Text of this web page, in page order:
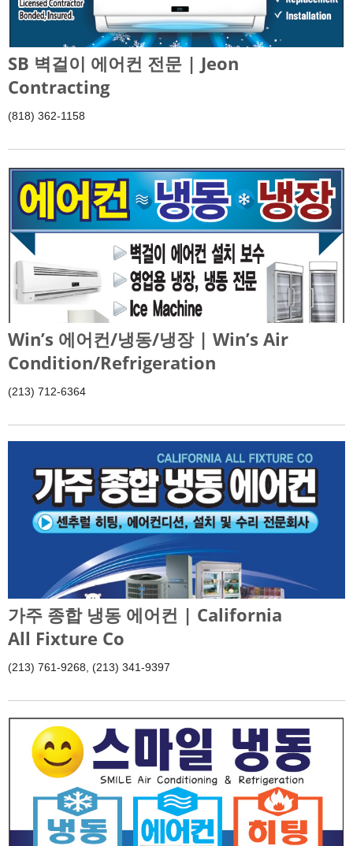
SB 벽걸이 에어컨 전문 | Jeon
Contracting
(818) 362-1158
Win’s 에어컨/냉동/냉장 | Win’s Air
Condition/Refrigeration
(213) 712-6364
가주 종합 냉동 에어컨 | California
All Fixture Co
(213) 761-9268, (213) 341-9397